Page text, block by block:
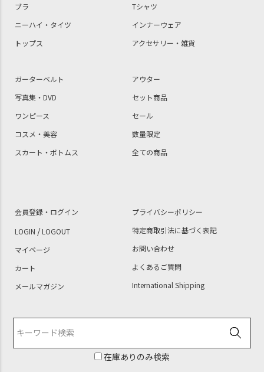
ブラ
ニーハイ・タイツ
トップス
Tシャツ
インナーウェア
アクセサリー・雑貨
ガーターベルト
写真集・DVD
ワンピース
コスメ・美容
スカート・ボトムス
アウター
セット商品
セール
数量限定
全ての商品
会員登録・ログイン
LOGIN /LOGOUT
マイページ
カート
メールマガジン
プライバシーポリシー
特定商取引法に基づく表記
お問い合わせ
よくあるご質問
International Shipping
在庫ありのみ検索